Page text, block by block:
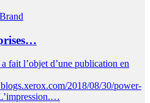
fait l’objet d’une publication en
2018/08/30/power-